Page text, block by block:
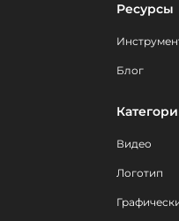
Ресурсы
Блог
Видео
Логотип